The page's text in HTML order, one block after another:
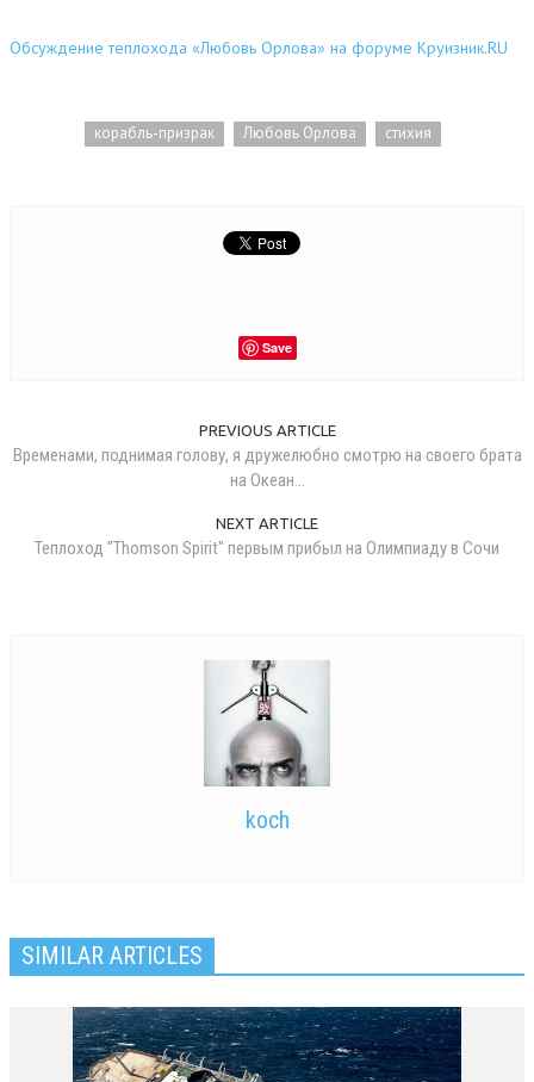
Обсуждение теплохода «Любовь Орлова» на форуме Круизник.RU
корабль-призрак Любовь Орлова стихия
Save
PREVIOUS ARTICLE
Временами, поднимая голову, я дружелюбно смотрю на своего брата
на Океан...
NEXT ARTICLE
Теплоход "Thomson Spirit" первым прибыл на Олимпиаду в Сочи
koch
SIMILAR ARTICLES